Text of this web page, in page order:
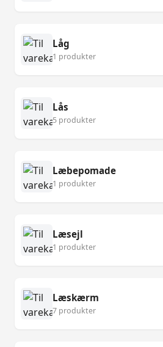
Låg
1 produkter
Lås
5 produkter
Læbepomade
1 produkter
Læsejl
1 produkter
Læskærm
7 produkter